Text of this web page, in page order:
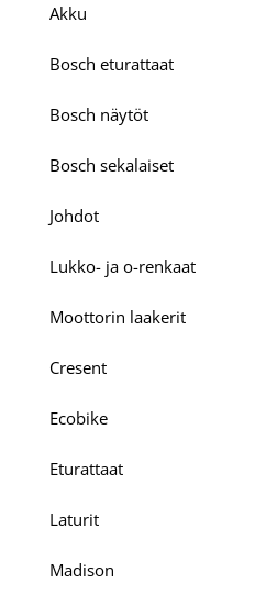
Akku
Bosch eturattaat
Bosch näytöt
Bosch sekalaiset
Johdot
Lukko- ja o-renkaat
Moottorin laakerit
Cresent
Ecobike
Eturattaat
Laturit
Madison